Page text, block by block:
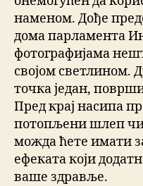
наменом. Дође
дома парламента
фотографијама
својом светлином.
точка један,
Пред крај насипа
потопљени шлеп
можда ћете имати
ефеката који
ваше здравље.